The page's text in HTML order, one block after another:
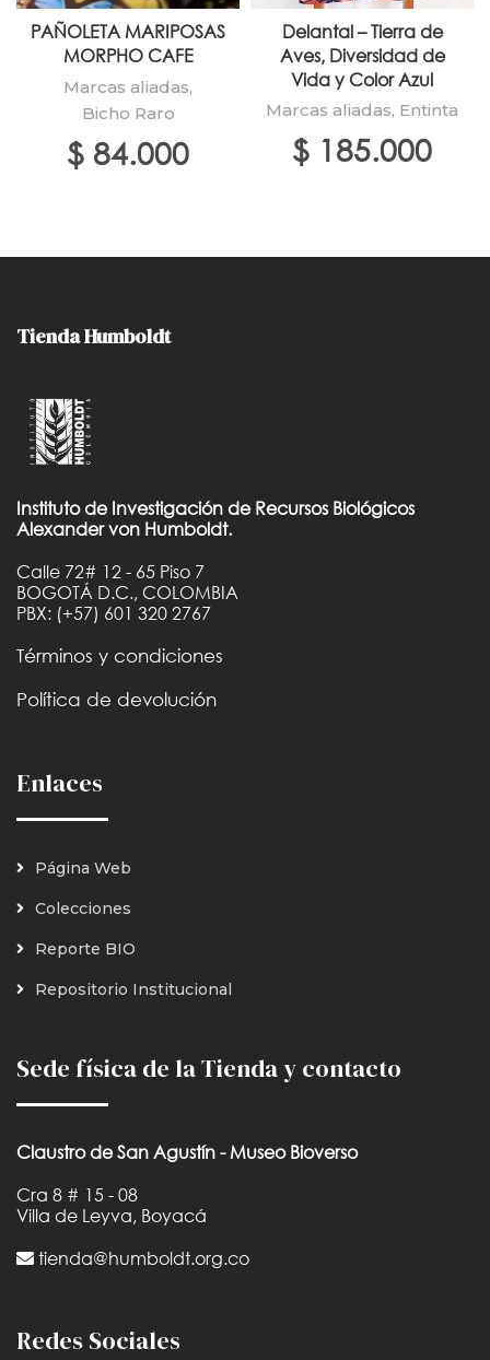
PAÑOLETA MARIPOSAS
MORPHO CAFE
Marcas aliadas,
Bicho Raro
$ 84.000
Delantal – Tierra de
Aves, Diversidad de
Vida y Color Azul
Marcas aliadas, Entinta
$ 185.000
Tienda Humboldt
Instituto de Investigación de Recursos Biológicos
Alexander von Humboldt.
Calle 72# 12 - 65 Piso 7
BOGOTÁ D.C., COLOMBIA
PBX: (+57) 601 320 2767
Términos y condiciones
Política de devolución
Enlaces
Página Web
Colecciones
Reporte BIO
Repositorio Institucional
Sede física de la Tienda y contacto
Claustro de San Agustín - Museo Bioverso
Cra 8 # 15 - 08
Villa de Leyva, Boyacá
tienda@humboldt.org.co
Redes Sociales